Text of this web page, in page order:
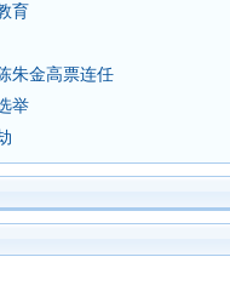
育
朱金高票连任
举